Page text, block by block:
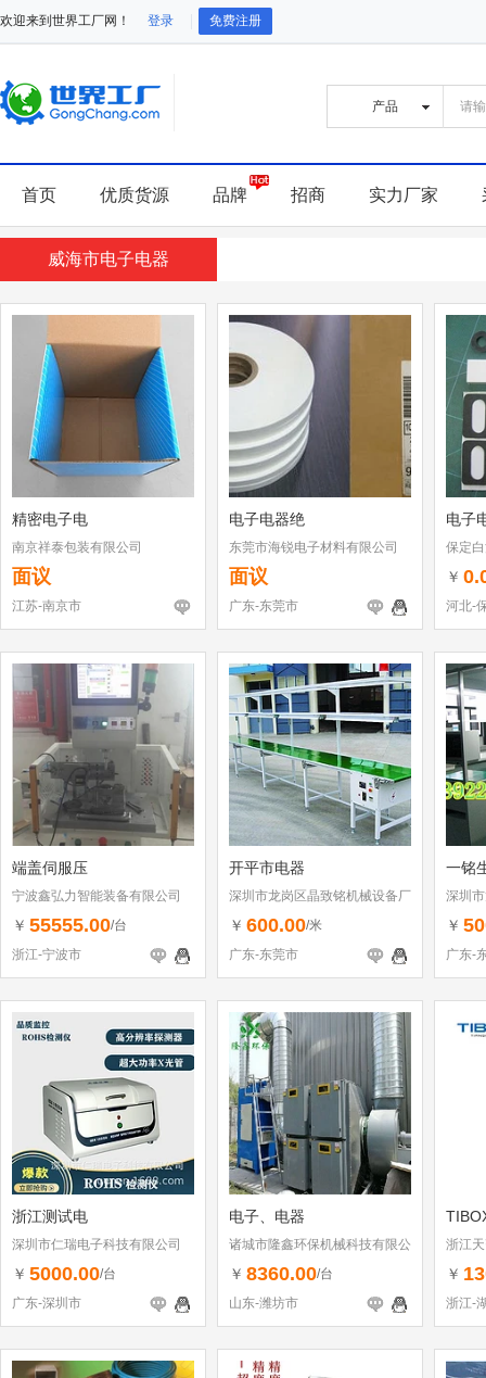
欢迎来到世界工厂网！ 登录 免费注册
首页 优质货源 品牌 招商 实力厂家
威海市电子电器
精密电子电
南京祥泰包装有限公司
面议
江苏-南京市
电子电器绝
东莞市海锐电子材料有限公司
面议
广东-东莞市
电子
保定
￥
河北-
端盖伺服压
宁波鑫弘力智能装备有限公司
￥ 55555.00/台
浙江-宁波市
开平市电器
深圳市龙岗区晶致铭机械设备厂
￥ 600.00/米
广东-东莞市
一铭
深圳
￥
广东-
浙江测试电
深圳市仁瑞电子科技有限公司
￥ 5000.00/台
广东-深圳市
电子、电器
诸城市隆鑫环保机械科技有限公
司
￥ 8360.00/台
山东-潍坊市
浙江
￥
浙江-